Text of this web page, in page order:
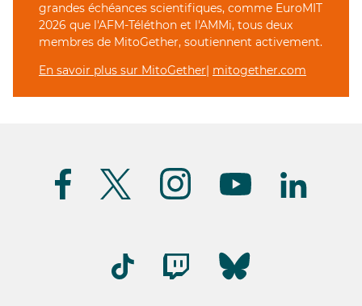
grandes échéances scientifiques, comme EuroMIT
2026 que l'AFM-Téléthon et l'AMMi, tous deux
membres de MitoGether, soutiennent activement.
En savoir plus sur MitoGether| mitogether.com